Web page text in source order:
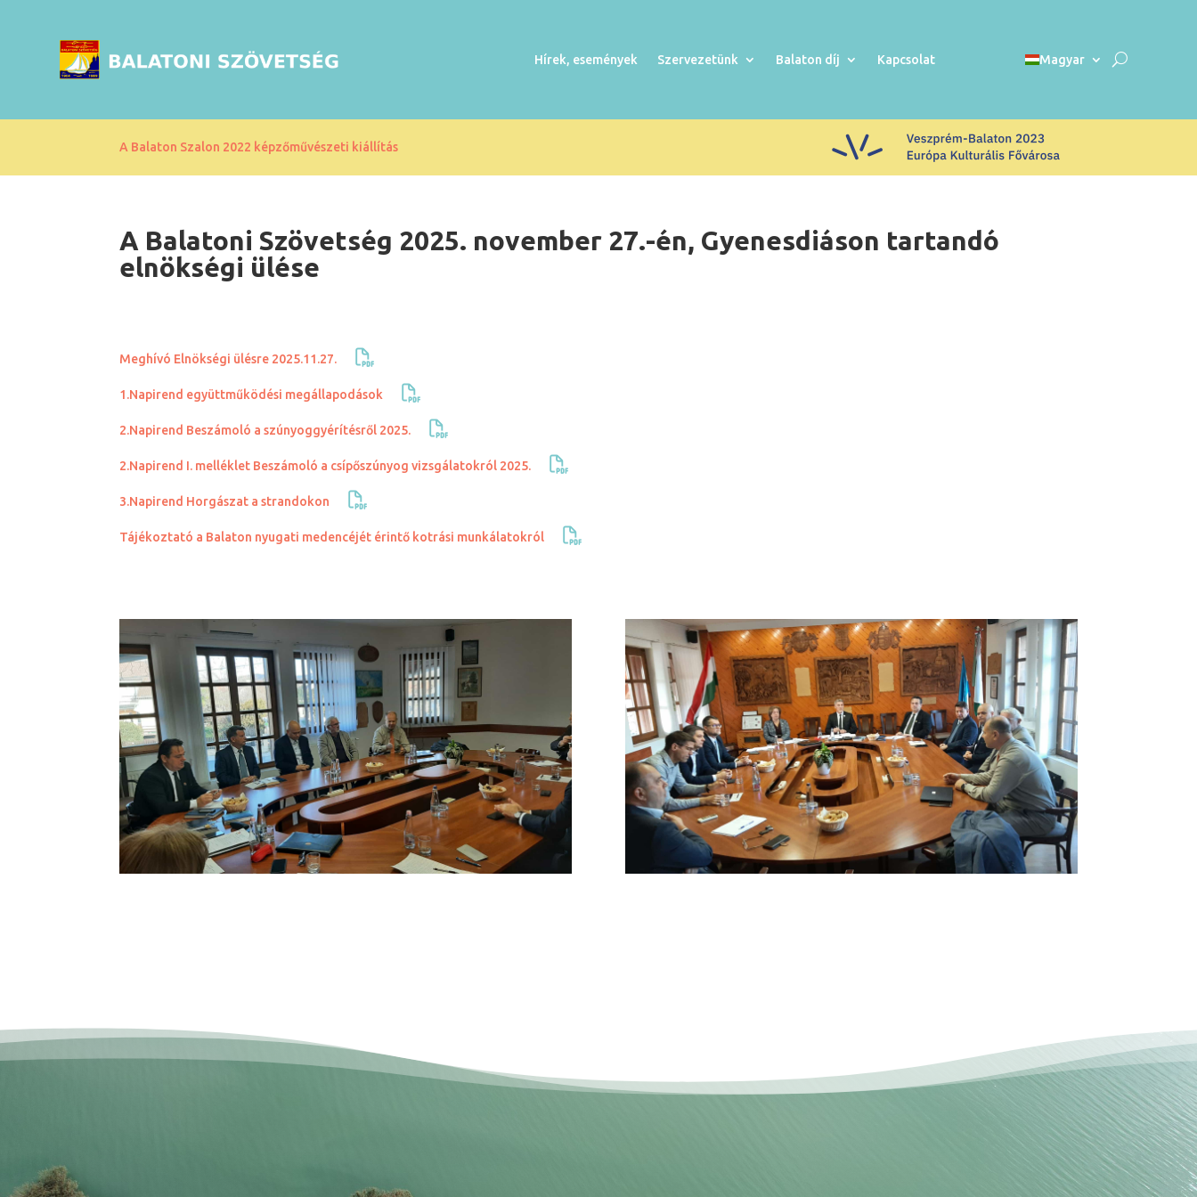
Hírek, események Szervezetünk Balaton díj Kapcsolat Magyar
A Balaton Szalon 2022 képzőművészeti kiállítás
A Balatoni Szövetség 2025. november 27.-én, Gyenesdiáson tartandó
elnökségi ülése
Meghívó Elnökségi ülésre 2025.11.27.
1.Napirend együttműködési megállapodások
2.Napirend Beszámoló a szúnyoggyérítésről 2025.
2.Napirend I. melléklet Beszámoló a csípőszúnyog vizsgálatokról 2025.
3.Napirend Horgászat a strandokon
Tájékoztató a Balaton nyugati medencéjét érintő kotrási munkálatokról